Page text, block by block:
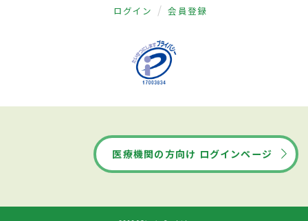
ログイン 会員登録
医療機関の方向け ログインページ